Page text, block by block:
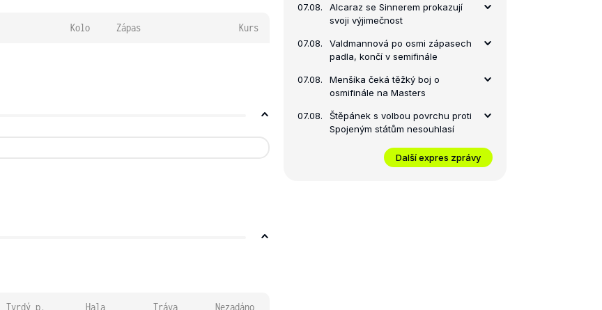
Kolo Zápas Kurs
Tvrdý p. Hala Tráva Nezadáno
07.08.
Alcaraz se Sinnerem prokazují
svoji výjimečnost
07.08.
Valdmannová po osmi zápasech
padla, končí v semifinále
07.08.
Menšíka čeká těžký boj o
osmifinále na Masters
07.08.
Štěpánek s volbou povrchu proti
Spojeným státům nesouhlasí
Další expres zprávy